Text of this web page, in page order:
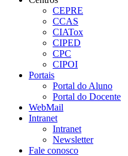
CEPRE
CCAS
CIATox
CIPED
CPC
CIPOI
Portais
Portal do Aluno
Portal do Docente
WebMail
Intranet
Intranet
Newsletter
Fale conosco